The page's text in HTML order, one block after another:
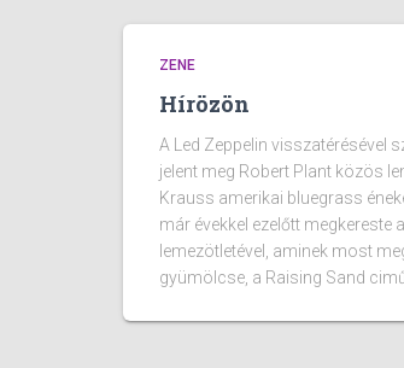
ZENE
Hírözön
A Led Zeppelin visszatérésével
jelent meg Robert Plant közös
Krauss amerikai bluegrass
már évekkel ezelőtt megkereste
lemezötletével, aminek most
gyümölcse, a Raising Sand